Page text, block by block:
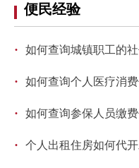
便民经验
· 如何查询城镇职工的
· 如何查询个人医疗消费
· 如何查询参保人员缴费
· 个人出租住房如何代开